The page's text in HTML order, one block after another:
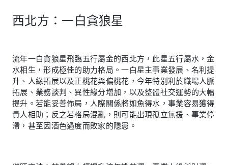
西北方：一白貪狼星
流年一白貪狼星飛臨五行屬金的西北方，此星五行屬水，金
水相生，形成極佳的助力格局。一白星主事業發展、名利提
升、人緣拓展以及正桃花與偏桃花，今年特別利於職場人脈
拓展、業務談判、異性緣分增加，以及整體社交運勢的大幅
提升。若能妥善佈局，人際關係將如魚得水，事業容易獲得
貴人相助；反之若格局混亂，則可能出現孤立無援、事業停
滯，甚至因酒色過度而敗家的隱患。